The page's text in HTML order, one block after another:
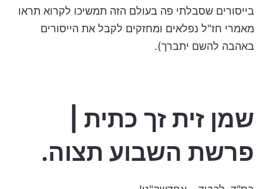
בייסורים שסבלתי פה בעולם הזה תמשיכו לקרוא תראו
מאמרי חז"ל נפלאים ומחזקים לקבל את הייסורים
באהבה להשם יתברך).
שמן זית זך כתית |
פרשת השבוע תצוה.